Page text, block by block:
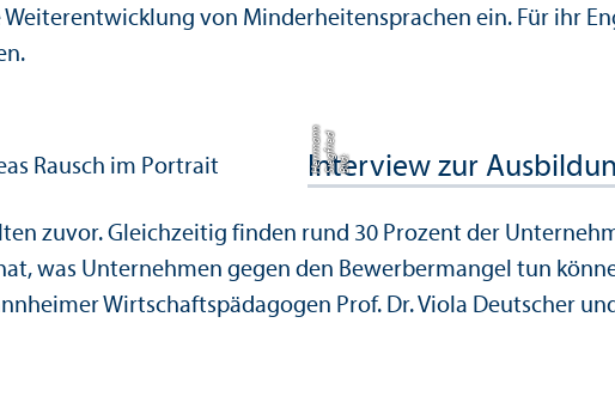
von Minderheitensprachen ein. Für ihr
Bil
d:
Si
e
g
f
ri
e
dH
e
r
r
m
a
n
n
Interview zur
zuvor. Gleich­zeitig finden rund 30 Prozent der
was Unter­nehmen gegen den Bewerbermangel tun
Wirtschafts­pädagogen Prof. Dr. Viola Deutscher